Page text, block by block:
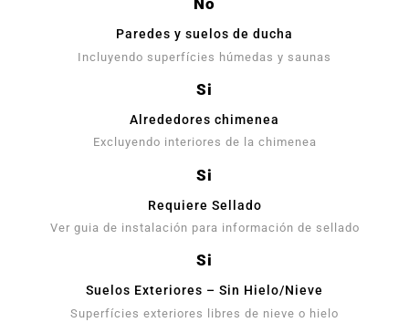
No
Paredes y suelos de ducha
Incluyendo superfícies húmedas y saunas
Si
Alrededores chimenea
Excluyendo interiores de la chimenea
Si
Requiere Sellado
Ver guia de instalación para información de sellado
Si
Suelos Exteriores – Sin Hielo/Nieve
Superfícies exteriores libres de nieve o hielo